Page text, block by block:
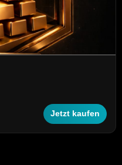
Jetzt kaufen